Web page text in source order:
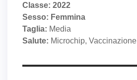
Classe: 2022
Sesso: Femmina
Taglia: Media
Salute: Microchip, Vaccinazione